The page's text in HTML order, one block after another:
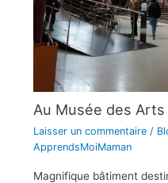
Au Musée des
Laisser un commentaire /
ApprendsMoiMaman
Magnifique bâtiment